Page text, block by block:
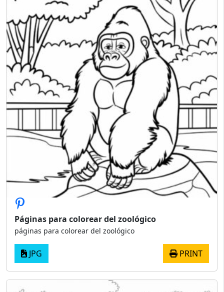
Páginas para colorear del zoológico
páginas para colorear del zoológico
JPG PRINT